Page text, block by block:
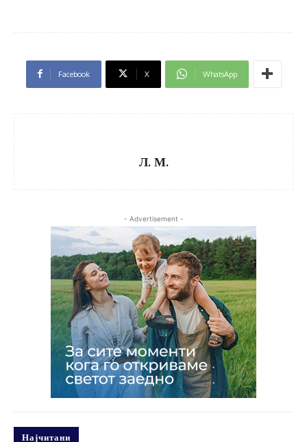
Facebook X WhatsApp
Л. М.
- Advertisement -
Најчитани